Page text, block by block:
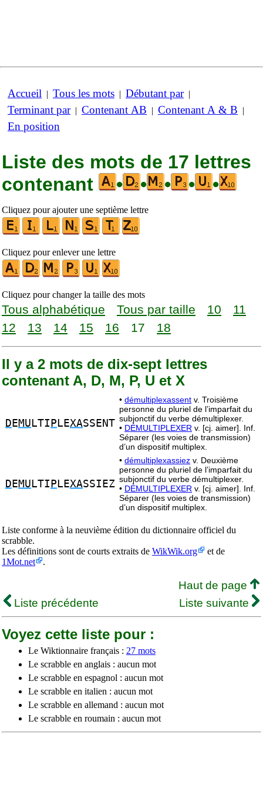
Accueil | Tous les mots | Débutant par|
Terminant par| Contenant AB | Contenant A & B |
En position
Liste des mots de 17 lettres
contenant
• • • • •
Cliquez pour ajouter une septième lettre
Cliquez pour enlever une lettre
Cliquez pour changer la taille des mots
Tous alphabétique Tous par taille 10
11
12
13 14 15 16 17 18
Il y a 2 mots de dix-sept lettres
contenant A, D, M, P, U et X
D EMU LTI P LEXASSENT
• démultiplexassent v. Troisième
personne du pluriel de l’imparfait du
subjonctif du verbe démultiplexer.
• DÉMULTIPLEXER v. [cj. aimer]. Inf.
Séparer (les voies de transmission)
d’un dispositif multiplex.
D EMU LTI P LEXASSIEZ
• démultiplexassiez v. Deuxième
personne du pluriel de l’imparfait du
subjonctif du verbe démultiplexer.
• DÉMULTIPLEXER v. [cj. aimer]. Inf.
Séparer (les voies de transmission)
d’un dispositif multiplex.
Liste conforme à la neuvième édition du dictionnaire officiel du
scrabble.
Les définitions sont de courts extraits de WikWik.org
et de
1Mot.net
.
Haut de page
Liste précédente
Liste suivante
Voyez cette liste pour :
Le Wiktionnaire français : 27 mots
Le scrabble en anglais : aucun mot
Le scrabble en espagnol : aucun mot
Le scrabble en italien : aucun mot
Le scrabble en allemand : aucun mot
Le scrabble en roumain : aucun mot